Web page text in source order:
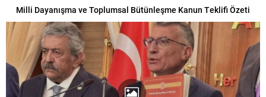
Milli Dayanışma ve Toplumsal Bütünleşme Kanun Teklifi Özeti